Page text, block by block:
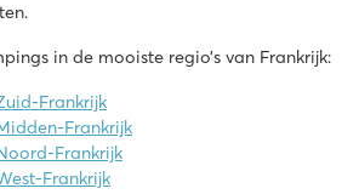
- Vendée - Les Sables d'Olonne
glijbanen en apart kinderbad
voor jong en oud
loop je zo het zandstrand op
in de mooiste regio’s van Frankrijk:
Frankrijk
Frankrijk
Frankrijk
Frankrijk